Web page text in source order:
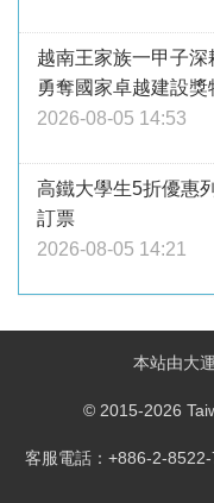
越南王家族一甲子
勇奪國家卓越建設獎
2026-08-05 14:53
高鐵大學生5折優惠
訂票
2026-08-05 14:21
本站由大
© 2015-2026
客服電話：+886-2-